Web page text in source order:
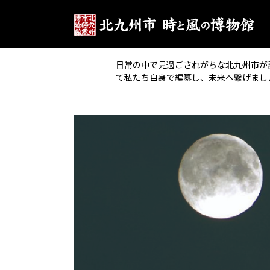
日常の中で見過ごされがちな北九州市
て私たち自身で編纂し、未来へ繋げまし